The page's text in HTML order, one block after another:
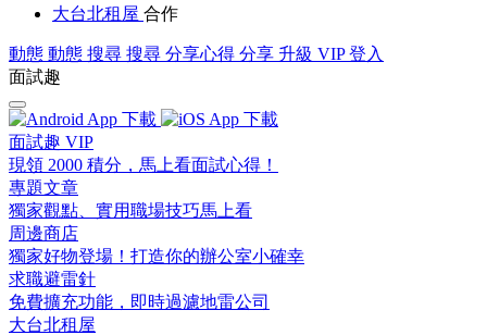
大台北租屋 合作
動態 動態 搜尋 搜尋 分享心得 分享 升級 VIP 登入
面試趣
面試趣 VIP
現領 2000 積分，馬上看面試心得！
專題文章
獨家觀點、實用職場技巧馬上看
周邊商店
獨家好物登場！打造你的辦公室小確幸
求職避雷針
免費擴充功能，即時過濾地雷公司
大台北租屋